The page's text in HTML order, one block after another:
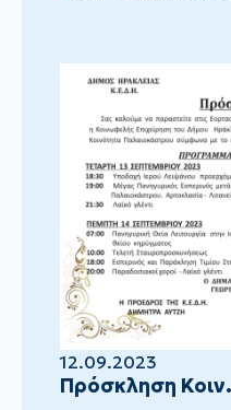
12.09.2023
Πρόσκληση